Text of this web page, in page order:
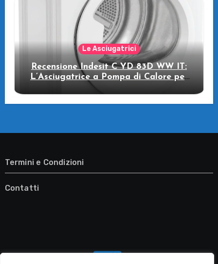
Le Asciugatrici
Recensione Indesit C YD 83D WW IT:
L’Asciugatrice a Pompa di Calore per
il Tuo Benessere
Termini e Condizioni
Contatti